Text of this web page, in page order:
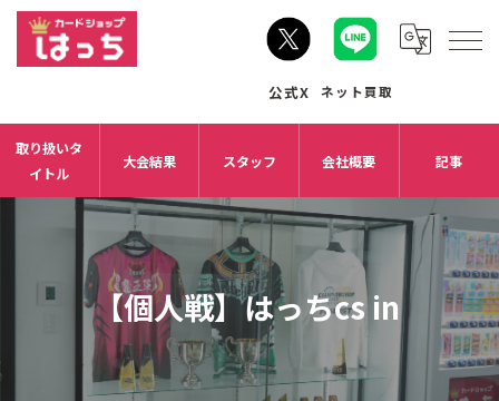
取り扱いタ
イトル
大会結果 スタッフ 会社概要 記事
【個人戦】はっちcs in